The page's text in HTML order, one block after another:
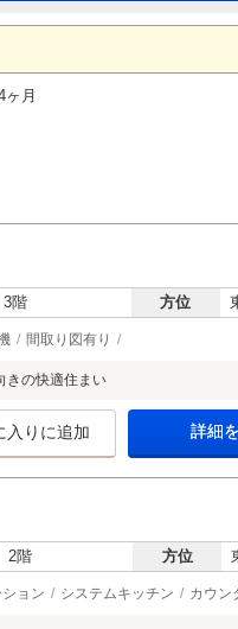
ヶ月
3階 方位
間取り図有り
の快適住まい
入りに追加 詳細
2階 方位
ョン システムキッチン カウン